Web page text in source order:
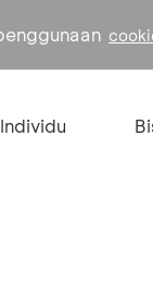
Individu